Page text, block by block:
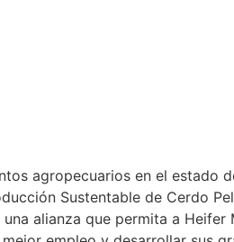
agropecuarios en el estado
Sustentable de Cerdo
alianza que permita a